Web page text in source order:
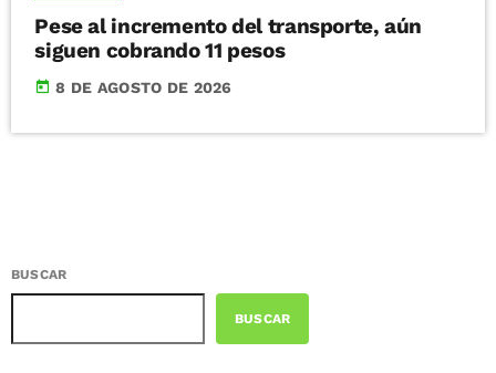
Pese al incremento del transporte, aún
siguen cobrando 11 pesos
today 8 DE AGOSTO DE 2026
BUSCAR
BUSCAR